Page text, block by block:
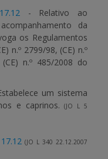
- Relativo ao
da
os Regulamentos
n.º 2799/98, (CE) n.º
n.º 485/2008 do
um sistema
e caprinos.(JO L 5
(JO L 340 22.12.2007